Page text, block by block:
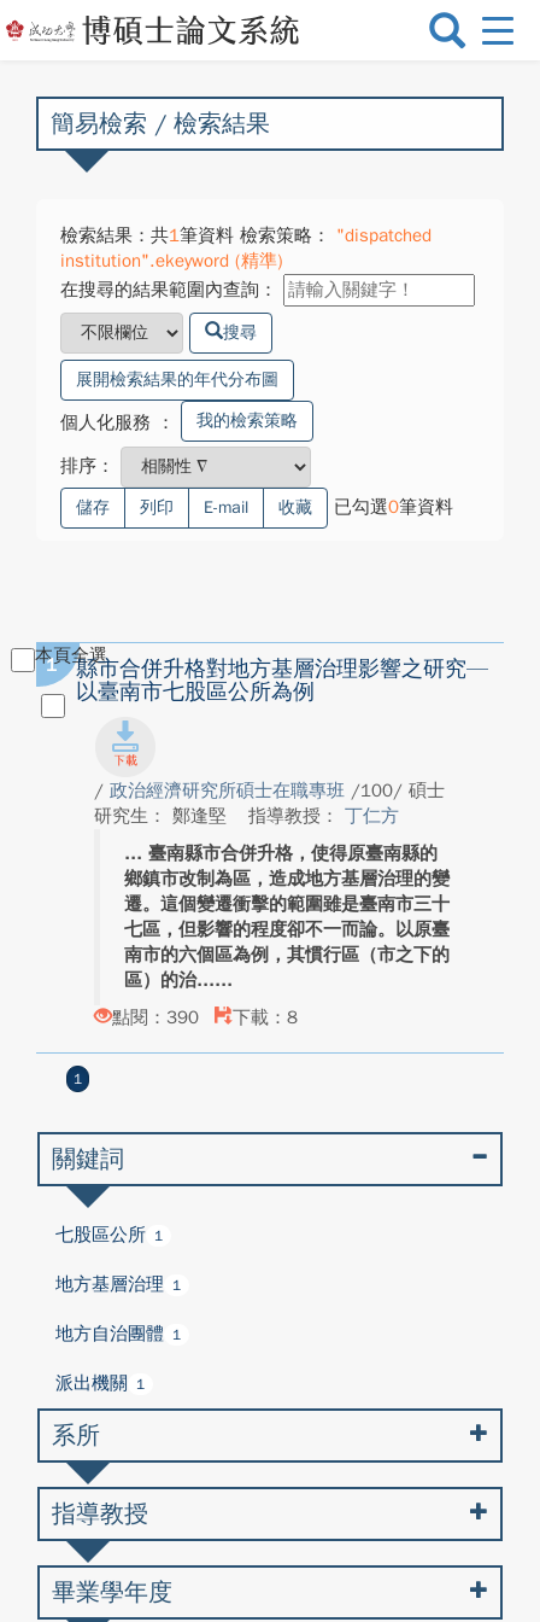
選
換
簡易檢索 / 檢索結果
檢索結果：共1筆資料 檢索策略：
"dispatched
institution".ekeyword (精準)
在搜尋的結果範圍內查詢：
搜尋
展開檢索結果的年代分布圖
個人化服務 ： 我的檢索策略
排序：
儲存 列印 E-mail 收藏 已勾選0筆資料
本頁全選
1
縣市合併升格對地方基層治理影響之研究—
以臺南市七股區公所為例
/ 政治經濟研究所碩士在職專班 /100/ 碩士
研究生： 鄭逢堅
指導教授： 丁仁方
臺南縣市合併升格，使得原臺南縣的
鄉鎮市改制為區，造成地方基層治理的變
遷。這個變遷衝擊的範圍雖是臺南市三十
七區，但影響的程度卻不一而論。以原臺
南市的六個區為例，其慣行區（市之下的
區）的治...
點閱：390
下載：8
1
關鍵詞
七股區公所 1
地方基層治理 1
地方自治團體 1
派出機關 1
系所
指導教授
畢業學年度